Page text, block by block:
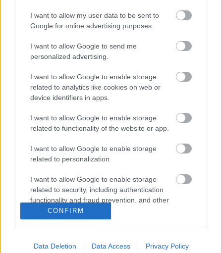
I want to allow my user data to be sent to
Google for online advertising purposes.
I want to allow Google to send me
personalized advertising.
I want to allow Google to enable storage
related to analytics like cookies on web or
device identifiers in apps.
I want to allow Google to enable storage
related to functionality of the website or app.
I want to allow Google to enable storage
related to personalization.
I want to allow Google to enable storage
related to security, including authentication
functionality and fraud prevention, and other
user protection.
CONFIRM
Data Deletion Data Access Privacy Policy
Az Adobe dump magyar
vonatkozásai
buherator•2013. november 11.
A CrySys Labor az Ukatemivel közösen elemzést
készített az Adobe-tól kiszivárgott dumpban - ez
jelenleg a legnagyobb nyilvános, éles rendszerből
vonatkozású címekről. A statisztikák sajnos nem
támasztják alá a…
Nem véletlen!
Első sorban kódelemzések alkalmával előforduló
tipikus probléma, hogy különböző kriptográfiai
funkciók - legyen szó akár egyszer használatos
adj' isten kulcsgenerálásról - ellátására a